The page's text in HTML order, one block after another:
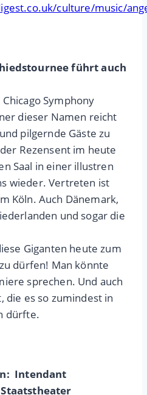
culture/music/
führt auch
Symphony
dieser Namen reicht
pilgernde Gäste zu
Rezensent im heute
Saal in einer illustren
wieder. Vertreten ist
Köln. Auch Dänemark,
und sogar die
Giganten heute zum
dürfen! Man könnte
sprechen. Und auch
die es so zumindest in
dürfte.
Intendant